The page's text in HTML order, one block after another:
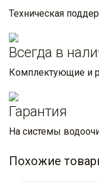
Техническая
Всегда в
Комплектующие и
Гарантия
На системы
Похожие